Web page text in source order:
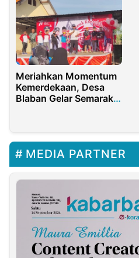
Meriahkan Momentum
Kemerdekaan, Desa
Blaban Gelar Semarak
MEDIA PARTNER